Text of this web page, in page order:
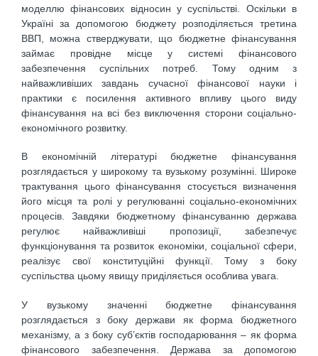
моделлю фінансових відносин у суспільстві. Оскільки в
Україні за допомогою бюджету розподіляється третина
ВВП, можна стверджувати, що бюджетне фінансування
займає провідне місце у системі фінансового
забезпечення суспільних потреб. Тому одним з
найважливіших завдань сучасної фінансової науки і
практики є посилення активного впливу цього виду
фінансування на всі без виключення сторони соціально-
економічного розвитку.
В економічній літературі бюджетне фінансування
розглядається у широкому та вузькому розумінні. Широке
трактування цього фінансування стосується визначення
його місця та ролі у регулюванні соціально-економічних
процесів. Завдяки бюджетному фінансуванню держава
регулює найважливіші пропозиції, забезпечує
функціонування та розвиток економіки, соціальної сфери,
реалізує свої конституційні функції. Тому з боку
суспільства цьому явищу приділяється особлива увага.
У вузькому значенні бюджетне фінансування
розглядається з боку держави як форма бюджетного
механізму, а з боку суб’єктів господарювання – як форма
фінансового забезпечення. Держава за допомогою